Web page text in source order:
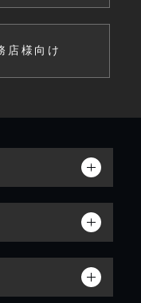
店様向け